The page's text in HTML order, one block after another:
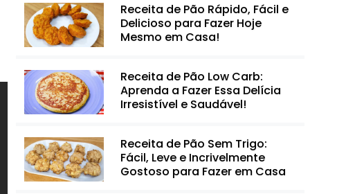
Receita de Pão Rápido, Fácil e
Delicioso para Fazer Hoje
Mesmo em Casa!
Receita de Pão Low Carb:
Aprenda a Fazer Essa Delícia
Irresistível e Saudável!
Receita de Pão Sem Trigo:
Fácil, Leve e Incrivelmente
Gostoso para Fazer em Casa